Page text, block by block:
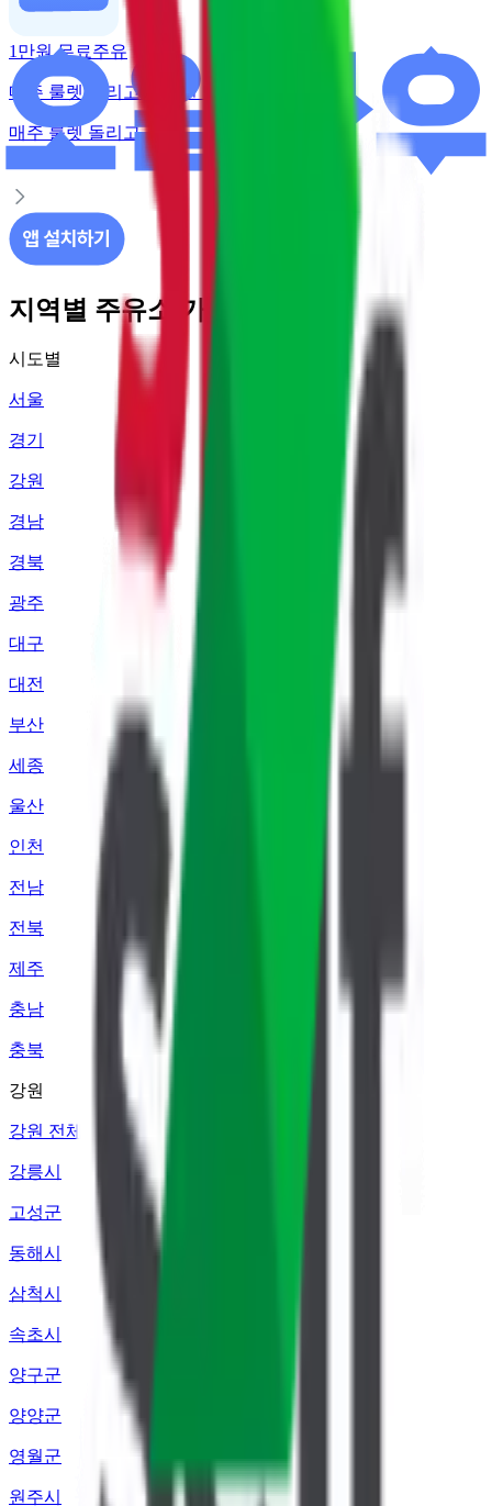
1만원 무료주유
매주 룰렛 돌리고 주유권 받기
매주 룰렛 돌리고
지역별 주유소 가격 정보
시도별
서울
경기
강원
경남
경북
광주
대구
대전
부산
세종
울산
인천
전남
전북
제주
충남
충북
강원
강원 전체
강릉시
고성군
동해시
삼척시
속초시
양구군
양양군
영월군
원주시